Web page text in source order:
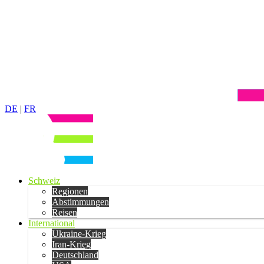
DE | FR
Schweiz
Regionen
Abstimmungen
Reisen
International
Ukraine-Krieg
Iran-Krieg
Deutschland